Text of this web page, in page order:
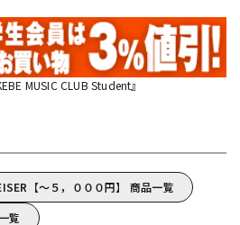
MUSIC CLUB Student』
【～５，０００円】 商品一覧
覧